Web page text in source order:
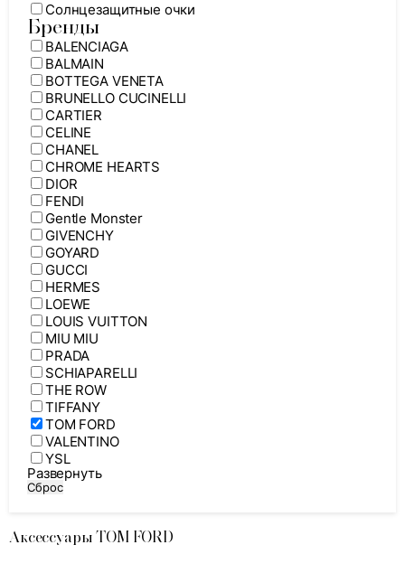
Солнцезащитные очки
Бренды
BALENCIAGA
BALMAIN
BOTTEGA VENETA
BRUNELLO CUCINELLI
CARTIER
CELINE
CHANEL
CHROME HEARTS
DIOR
FENDI
Gentle Monster
GIVENCHY
GOYARD
GUCCI
HERMES
LOEWE
LOUIS VUITTON
MIU MIU
PRADA
SCHIAPARELLI
THE ROW
TIFFANY
TOM FORD
VALENTINO
YSL
Развернуть
Сброс
Аксессуары TOM FORD